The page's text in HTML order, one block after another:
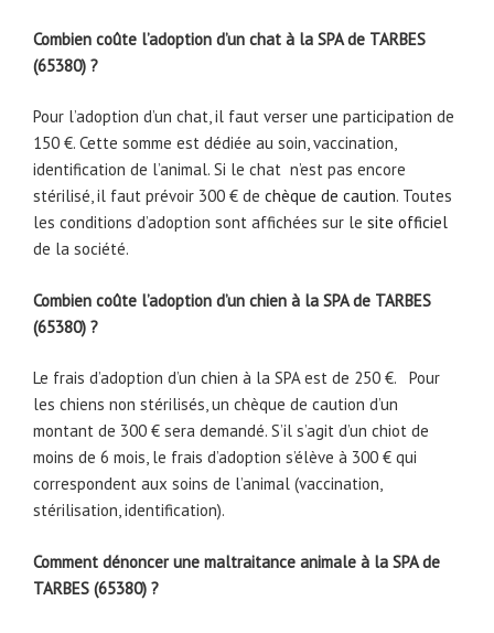
Combien coûte l’adoption d’un chat à la SPA de TARBES
(65380) ?
Pour l’adoption d’un chat, il faut verser une participation de
150 €. Cette somme est dédiée au soin, vaccination,
identification de l’animal. Si le chat n’est pas encore
stérilisé, il faut prévoir 300 € de chèque de caution. Toutes
les conditions d’adoption sont affichées sur le site officiel
de la société.
Combien coûte l’adoption d’un chien à la SPA de TARBES
(65380) ?
Le frais d’adoption d’un chien à la SPA est de 250 €. Pour
les chiens non stérilisés, un chèque de caution d’un
montant de 300 € sera demandé. S’il s’agit d’un chiot de
moins de 6 mois, le frais d’adoption s’élève à 300 € qui
correspondent aux soins de l’animal (vaccination,
stérilisation, identification).
Comment dénoncer une maltraitance animale à la SPA de
TARBES (65380) ?